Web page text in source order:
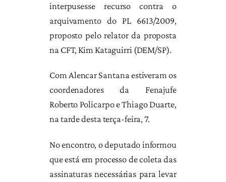
interpusesse recurso contra o
arquivamento do PL 6613/2009,
proposto pelo relator da proposta
na CFT, Kim Kataguirri (DEM/SP).
Com Alencar Santana estiveram os
coordenadores da Fenajufe
Roberto Policarpo e Thiago Duarte,
na tarde desta terça-feira, 7.
No encontro, o deputado informou
que está em processo de coleta das
assinaturas necessárias para levar